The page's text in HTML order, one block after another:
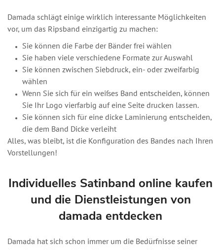
Damada schlägt einige wirklich interessante Möglichkeiten
vor, um das Ripsband einzigartig zu machen:
Sie können die Farbe der Bänder frei wählen
Sie haben viele verschiedene Formate zur Auswahl
Sie können zwischen Siebdruck, ein- oder zweifarbig
wählen
Wenn Sie sich für ein weißes Band entscheiden, können
Sie Ihr Logo vierfarbig auf eine Seite drucken lassen.
Sie können sich für eine dicke Laminierung entscheiden,
die dem Band Dicke verleiht
Alles, was bleibt, ist die Konfiguration des Bandes nach Ihren
Vorstellungen!
Individuelles Satinband online kaufen
und die Dienstleistungen von
damada entdecken
Damada hat sich schon immer um die Bedürfnisse seiner